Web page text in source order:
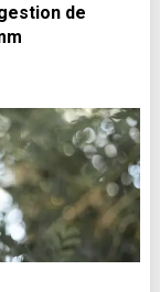
de